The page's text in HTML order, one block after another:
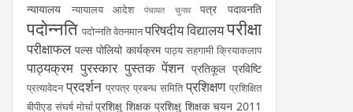
न्यायालय न्यायालय आदेश पंचायत चुनाव पत्र पदावनति
पदोन्नति पदोन्नति वेतनमानपरिषदीय विद्यालयपरीक्षा
परीक्षाफल पल्स पोलियो कार्यक्रम पाठ्य सहगामी क्रियाकलाप
पाठ्यक्रम पुरस्कार पुस्तक पेंशन प्रतिकूल प्रविष्टि
प्रत्यावेदन प्रदर्शन प्रपत्र प्रबन्ध समिति प्रशिक्षण प्रशिक्षित
बीपीएड संघर्ष मोर्चा प्रशिक्षु शिक्षक प्रशिक्षु शिक्षक चयन 2011